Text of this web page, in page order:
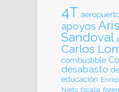
4T aeropuerto
apoyos
Sandoval
Carlos
combustible
desabasto
educación
Nieto fiscalia